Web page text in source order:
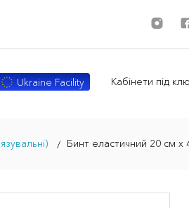
Ukraine Facility Кабінети під
Бинт еластичний 20 см х